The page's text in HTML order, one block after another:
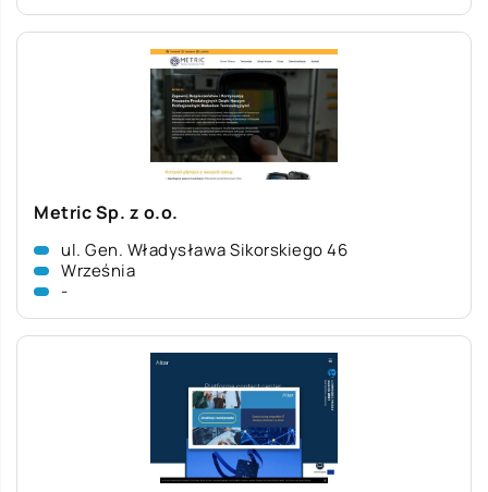
Metric Sp. z o.o.
ul. Gen. Władysława Sikorskiego 46
Września
-